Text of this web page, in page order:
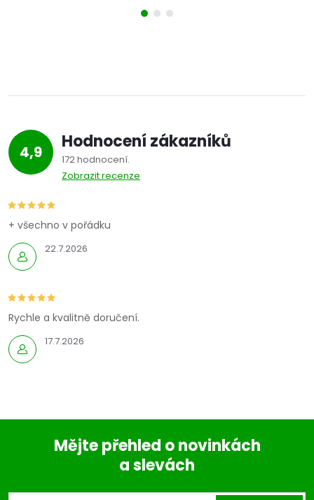
4,9 Hodnocení zákazníků
172 hodnocení
Zobrazit recenze
22.7.2026
+ všechno v pořádku
17.7.2026
Rychle a kvalitně doručení.
Mějte přehled o novinkách
a slevách